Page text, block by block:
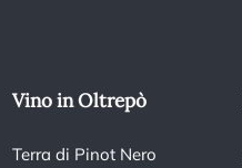
Vino in Oltrepò
Terra di Pinot Nero